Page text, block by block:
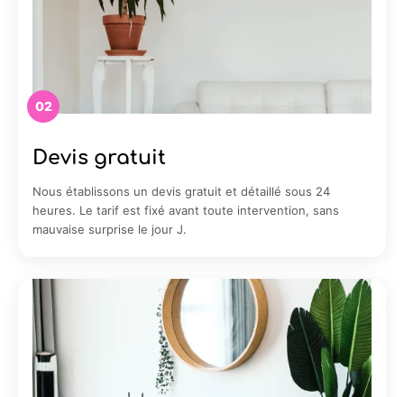
02
Devis gratuit
Nous établissons un devis gratuit et détaillé sous 24
heures. Le tarif est fixé avant toute intervention, sans
mauvaise surprise le jour J.